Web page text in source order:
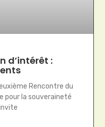
d’intérêt :
Rencontre du
pour la souveraineté